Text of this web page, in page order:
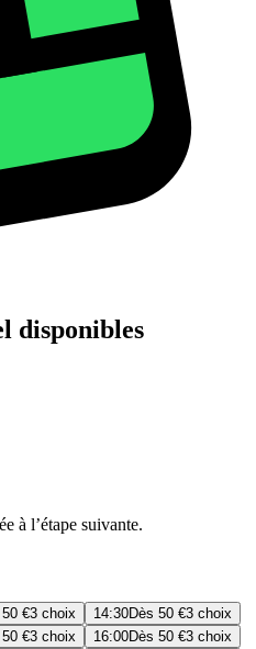
disponibles
à l’étape suivante.
50 €3 choix 14:30Dès 50 €3 choix
50 €3 choix 16:00Dès 50 €3 choix